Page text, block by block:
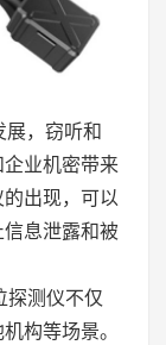
展，窃听和
业机密带来
出现，可以
息泄露和被
探测仪不仅
构等场景。